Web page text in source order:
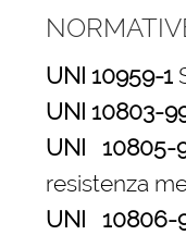
UNI 10959-1
UNI 10803-
UNI 10805-
resistenza
UNI 10806-